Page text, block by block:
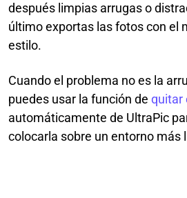
después limpias arrugas o
último exportas las fotos con el
estilo.
Cuando el problema no es la
puedes usar la función de quitar
automáticamente de UltraPic
colocarla sobre un entorno más